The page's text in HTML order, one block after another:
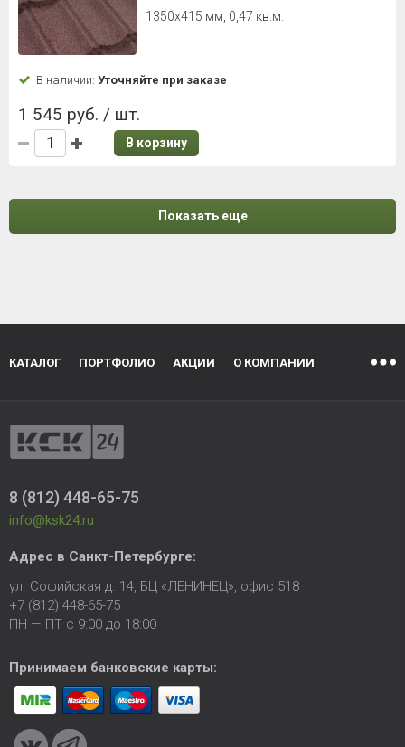
1350х415 мм, 0,47 кв.м.
В наличии: Уточняйте при заказе
1 545 руб. / шт.
В корзину
Показать еще
КАТАЛОГ ПОРТФОЛИО АКЦИИ О КОМПАНИИ
8 (812) 448-65-75
info@ksk24.ru
Адрес в Санкт-Петербурге:
ул. Софийская д. 14, БЦ «ЛЕНИНЕЦ», офис 518
+7 (812) 448-65-75
ПН — ПТ с 9:00 до 18:00
Принимаем банковские карты: